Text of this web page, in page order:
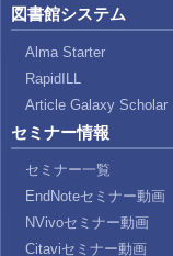
図書館システム
Alma Starter
RapidILL
Article Galaxy Scholar
セミナー情報
セミナー一覧
EndNoteセミナー動画
NVivoセミナー動画
Citaviセミナー動画